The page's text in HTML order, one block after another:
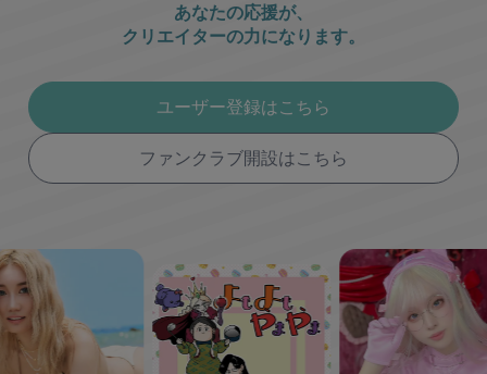
あなたの応援が、
クリエイターの力になります。
ユーザー登録はこちら
ファンクラブ開設はこちら